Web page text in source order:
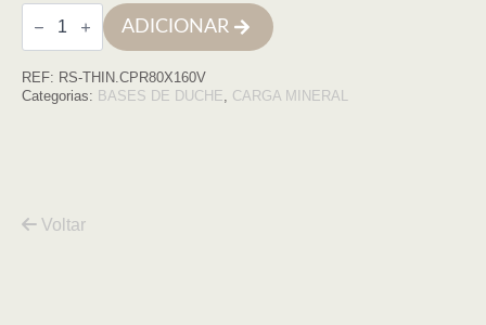
Quantidade
de
Base
duche
THIN
ADICIONAR
REF: RS-THIN.CPR80X160V
Categorias: BASES DE DUCHE, CARGA MINERAL
Voltar